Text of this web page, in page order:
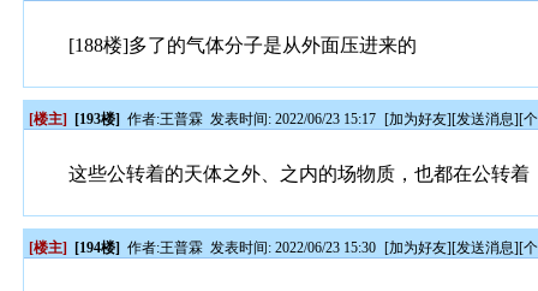
[188楼]多了的气体分子是从外面压进来的
[楼主] [193楼] 作者:王普霖 发表时间: 2022/06/23 15:17 [加为好友][发送消息][
这些公转着的天体之外、之内的场物质，也都在公转着
[楼主] [194楼] 作者:王普霖 发表时间: 2022/06/23 15:30 [加为好友][发送消息][